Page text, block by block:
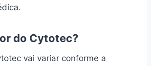
do Cytotec?
vai variar conforme a